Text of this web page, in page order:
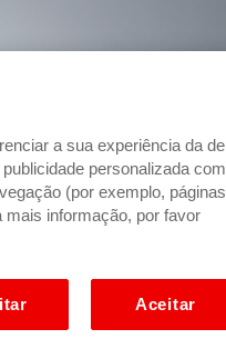
a sua experiência da de
personalizada com
(por exemplo, páginas
informação, por favor
Aceitar